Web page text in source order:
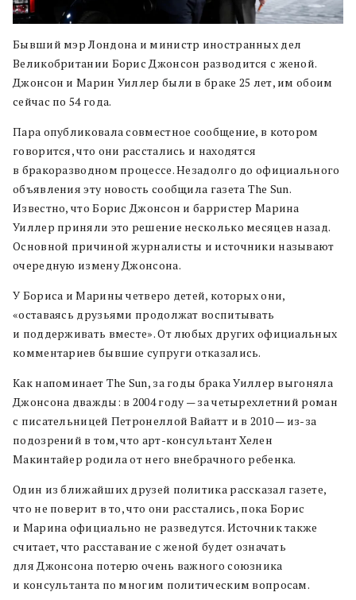
Бывший мэр Лондона и министр иностранных дел
Великобритании Борис Джонсон разводится с женой.
Джонсон и Марин Уиллер были в браке 25 лет, им обоим
сейчас по 54 года.
Пара опубликовала совместное сообщение, в котором
говорится, что они расстались и находятся
в бракоразводном процессе. Незадолго до официального
объявления эту новость сообщила газета The Sun.
Известно, что Борис Джонсон и барристер Марина
Уиллер приняли это решение несколько месяцев назад.
Основной причиной журналисты и источники называют
очередную измену Джонсона.
У Бориса и Марины четверо детей, которых они,
«оставаясь друзьями продолжат воспитывать
и поддерживать вместе». От любых других официальных
комментариев бывшие супруги отказались.
Как напоминает The Sun, за годы брака Уиллер выгоняла
Джонсона дважды: в 2004 году — за четырехлетний роман
с писательницей Петронеллой Вайатт и в 2010 — из-за
подозрений в том, что арт-консультант Хелен
Макинтайер родила от него внебрачного ребенка.
Один из ближайших друзей политика рассказал газете,
что не поверит в то, что они расстались, пока Борис
и Марина официально не разведутся. Источник также
считает, что расставание с женой будет означать
для Джонсона потерю очень важного союзника
и консультанта по многим политическим вопросам.